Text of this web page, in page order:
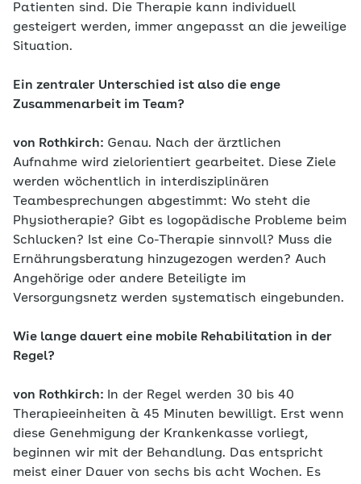
Patienten sind. Die Therapie kann individuell
gesteigert werden, immer angepasst an die jeweilige
Situation.
Ein zentraler Unterschied ist also die enge
Zusammenarbeit im Team?
von Rothkirch: Genau. Nach der ärztlichen
Aufnahme wird zielorientiert gearbeitet. Diese Ziele
werden wöchentlich in interdisziplinären
Teambesprechungen abgestimmt: Wo steht die
Physiotherapie? Gibt es logopädische Probleme beim
Schlucken? Ist eine Co-Therapie sinnvoll? Muss die
Ernährungsberatung hinzugezogen werden? Auch
Angehörige oder andere Beteiligte im
Versorgungsnetz werden systematisch eingebunden.
Wie lange dauert eine mobile Rehabilitation in der
Regel?
von Rothkirch:
In der Regel werden 30 bis 40
Therapieeinheiten à 45 Minuten bewilligt. Erst wenn
diese Genehmigung der Krankenkasse vorliegt,
beginnen wir mit der Behandlung. Das entspricht
meist einer Dauer von sechs bis acht Wochen. Es